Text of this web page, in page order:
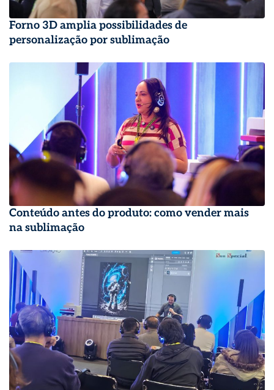
Forno 3D amplia possibilidades de
personalização por sublimação
Conteúdo antes do produto: como vender mais
na sublimação